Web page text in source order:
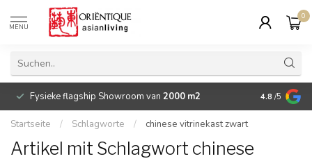
MENU
0
Fysieke flagship Showroom van 2000 m2 Betaalbare
4.8 /5
Startseite / Schlagworte / chinese vitrinekast zwart
Artikel mit Schlagwort chinese